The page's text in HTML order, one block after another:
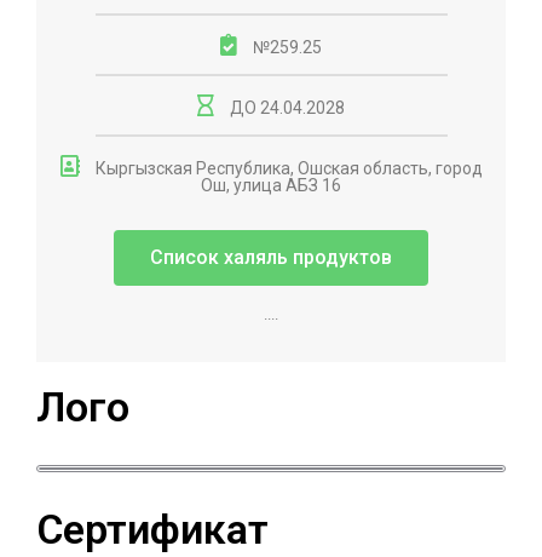
№259.25
ДО 24.04.2028
Кыргызская Республика, Ошская область, город
Ош, улица АБЗ 16
Список халяль продуктов
....
Лого
Сертификат